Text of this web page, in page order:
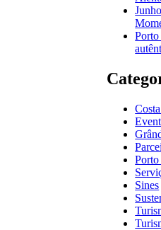
Porto
Sines